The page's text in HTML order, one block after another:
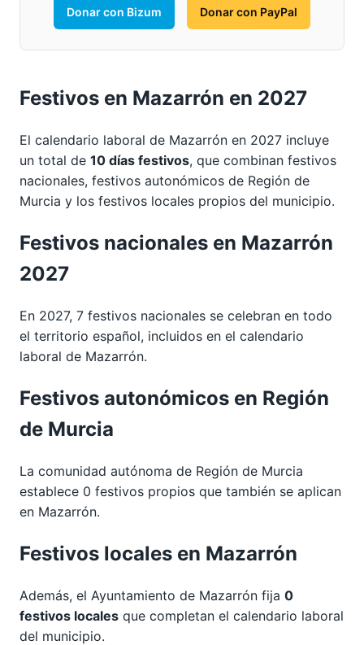
Donar con Bizum Donar con PayPal
Festivos en Mazarrón en 2027
El calendario laboral de Mazarrón en 2027 incluye
un total de 10 días festivos, que combinan festivos
nacionales, festivos autonómicos de Región de
Murcia y los festivos locales propios del municipio.
Festivos nacionales en Mazarrón
2027
En 2027, 7 festivos nacionales se celebran en todo
el territorio español, incluidos en el calendario
laboral de Mazarrón.
Festivos autonómicos en Región
de Murcia
La comunidad autónoma de Región de Murcia
establece 0 festivos propios que también se aplican
en Mazarrón.
Festivos locales en Mazarrón
Además, el Ayuntamiento de Mazarrón fija 0
festivos locales que completan el calendario laboral
del municipio.